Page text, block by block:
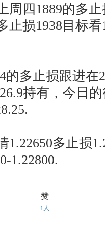
四1889的多止
止损1938目标
多止损跟进在
持有，今日
多止损
1.22800.
赞
1人